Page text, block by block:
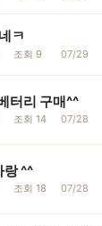
ㅋ
조회 9 07/29
터리 구매^^
조회 14 07/28
랑 ^^
조회 18 07/28